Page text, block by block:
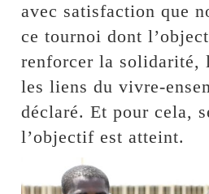
avec satisfaction que
ce tournoi dont
renforcer la solidarité,
les liens du vivre-
déclaré. Et pour cela,
l’objectif est atteint.